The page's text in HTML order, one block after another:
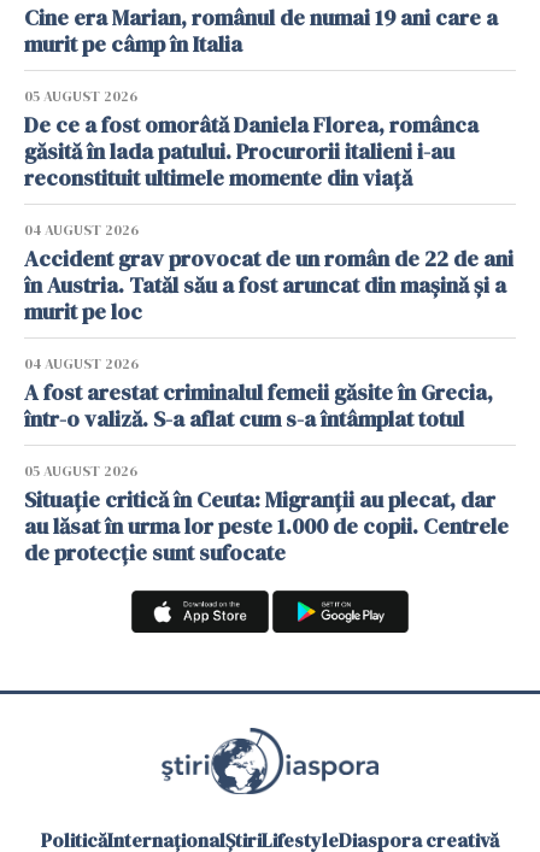
Cine era Marian, românul de numai 19 ani care a
murit pe câmp în Italia
05 AUGUST 2026
De ce a fost omorâtă Daniela Florea, românca
găsită în lada patului. Procurorii italieni i-au
reconstituit ultimele momente din viață
04 AUGUST 2026
Accident grav provocat de un român de 22 de ani
în Austria. Tatăl său a fost aruncat din mașină și a
murit pe loc
04 AUGUST 2026
A fost arestat criminalul femeii găsite în Grecia,
într-o valiză. S-a aflat cum s-a întâmplat totul
05 AUGUST 2026
Situație critică în Ceuta: Migranții au plecat, dar
au lăsat în urma lor peste 1.000 de copii. Centrele
de protecție sunt sufocate
PoliticăInternaționalȘtiriLifestyleDiaspora creativă